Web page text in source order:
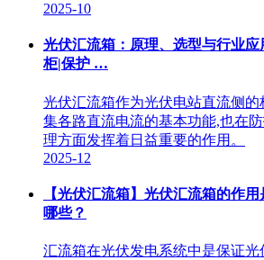
2025-10
光伏汇流箱：原理、选型与行业
柜|保护 …
光伏汇流箱作为光伏电站直流侧
集各路直流电流的基本功能,也在
理方面发挥着日益重要的作用。
2025-12
【光伏汇流箱】光伏汇流箱的作
哪些？
汇流箱在光伏发电系统中是保证